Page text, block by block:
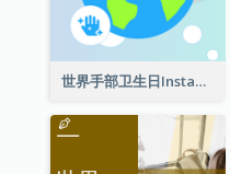
世界手部卫生日Instagram帖子